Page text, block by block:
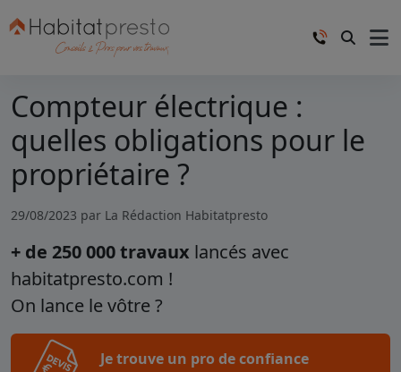
Compteur électrique :
quelles obligations pour le
propriétaire ?
29/08/2023 par La Rédaction Habitatpresto
+ de 250 000 travaux lancés avec
habitatpresto.com !
On lance le vôtre ?
Je trouve un pro de confiance